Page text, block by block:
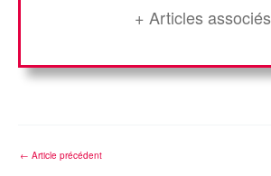
+ Articles associés
← Article précédent